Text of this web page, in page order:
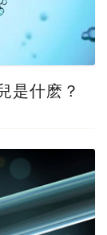
是什麽？